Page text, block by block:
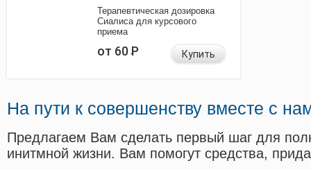
Терапевтическая дозировка
Сиалиса для курсового
приема
от 60Р Купить
На пути к совершенству вместе с
Предлагаем Вам сделать первый шаг для
инитмной жизни. Вам помогут средства,